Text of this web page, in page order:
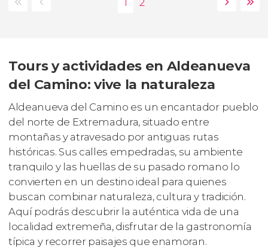
Tours y actividades en Aldeanueva
del Camino: vive la naturaleza
Aldeanueva del Camino es un encantador pueblo
del norte de Extremadura, situado entre
montañas y atravesado por antiguas rutas
históricas. Sus calles empedradas, su ambiente
tranquilo y las huellas de su pasado romano lo
convierten en un destino ideal para quienes
buscan combinar naturaleza, cultura y tradición.
Aquí podrás descubrir la auténtica vida de una
localidad extremeña, disfrutar de la gastronomía
típica y recorrer paisajes que enamoran.